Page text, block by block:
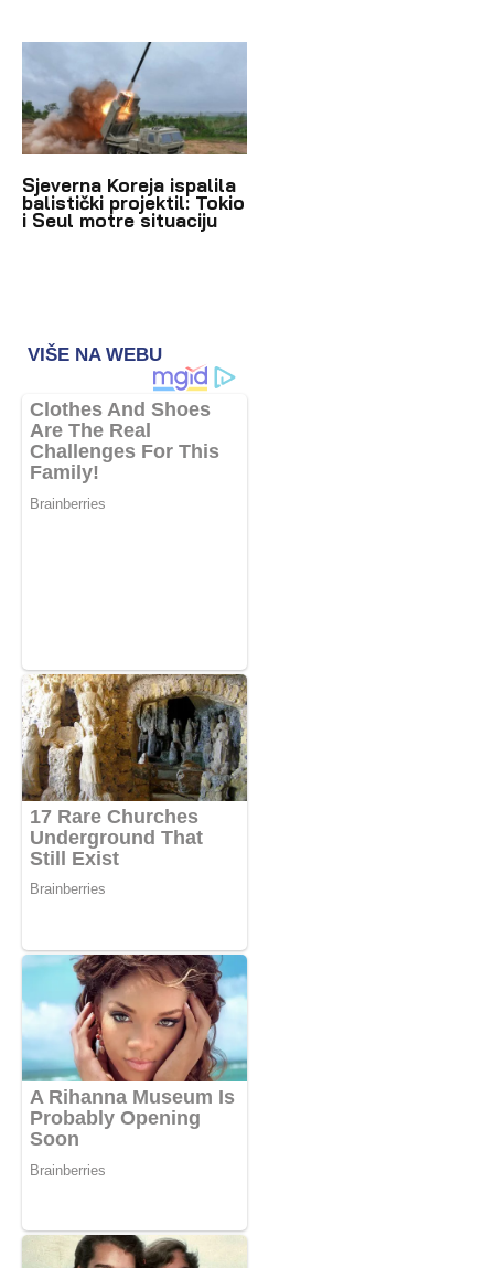
Sjeverna Koreja ispalila
balistički projektil: Tokio
i Seul motre situaciju